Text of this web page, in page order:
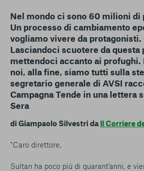
Cookies di marketing
Nel mondo ci sono 60 milioni di
Un processo di cambiamento
vogliamo vivere da protagonisti.
Lasciandoci scuotere da questa
mettendoci accanto ai profughi.
noi, alla fine, siamo tutti sulla
segretario generale di AVSI
Campagna Tende in una lettera
Sera
diGiampaolo Silvestrida Il Corriere
"Caro direttore,
Sultan ha poco più di quarant'anni, e